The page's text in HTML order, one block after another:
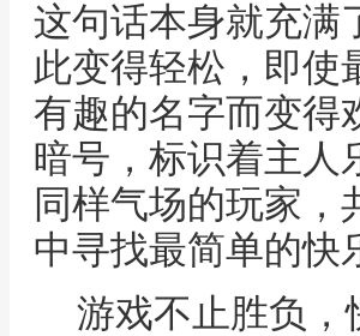
这句话本身就充满
此变得轻松，即使
有趣的名字而变得
暗号，标识着主人
同样气场的玩家，
中寻找最简单的快
游戏不止胜负，